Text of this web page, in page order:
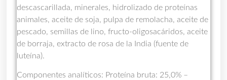
descascarillada, minerales, hidrolizado de proteínas
animales, aceite de soja, pulpa de remolacha, aceite de
pescado, semillas de lino, fructo-oligosacáridos, aceite
de borraja, extracto de rosa de la India (fuente de
luteína).
Componentes analíticos: Proteína bruta: 25,0% –